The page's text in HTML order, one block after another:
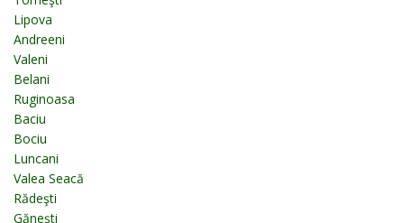
Lipova
Andreeni
Valeni
Belani
Ruginoasa
Baciu
Bociu
Luncani
Valea Seacă
Rădeşti
Găneşti